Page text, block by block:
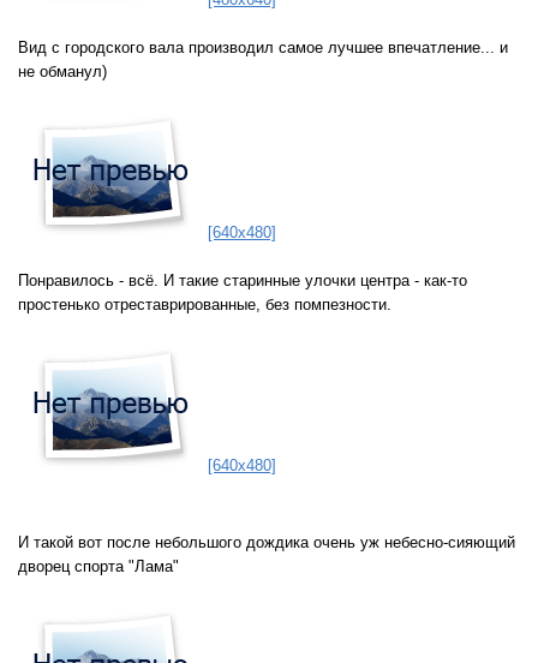
Вид с городского вала производил самое лучшее впечатление... и
не обманул)
[640x480]
Понравилось - всё. И такие старинные улочки центра - как-то
простенько отреставрированные, без помпезности.
[640x480]
И такой вот после небольшого дождика очень уж небесно-сияющий
дворец спорта "Лама"